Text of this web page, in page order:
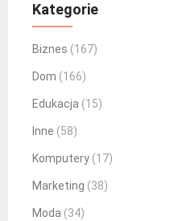
Kategorie
Biznes (167)
Dom (166)
Edukacja (15)
Inne (58)
Komputery (17)
Marketing (38)
Moda (34)